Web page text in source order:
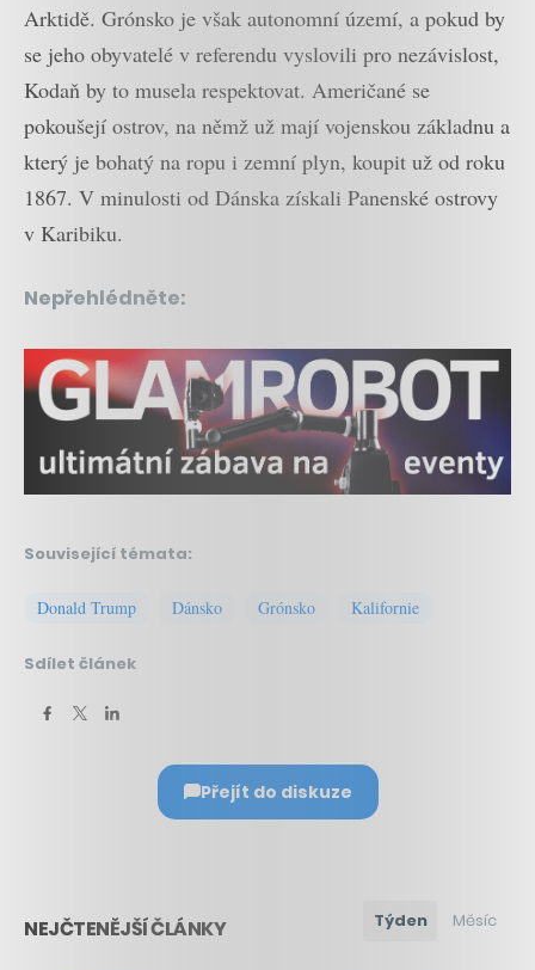
Arktidě. Grónsko je však autonomní území, a pokud by
se jeho obyvatelé v referendu vyslovili pro nezávislost,
Kodaň by to musela respektovat. Američané se
pokoušejí ostrov, na němž už mají vojenskou základnu a
který je bohatý na ropu i zemní plyn, koupit už od roku
1867. V minulosti od Dánska získali Panenské ostrovy
v Karibiku.
Nepřehlédněte:
Související témata:
Donald Trump Dánsko Grónsko Kalifornie
Sdílet článek
Přejít do diskuze
NEJČTENĚJŠÍ ČLÁNKY Týden Měsíc